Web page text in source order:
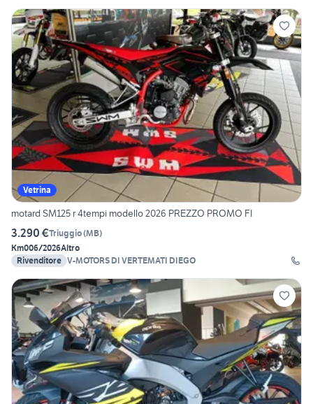
Vetrina
motard SM125 r 4tempi modello 2026 PREZZO PROMO FI
3.290 €Triuggio(MB)
Km006/2026Altro
Rivenditore V-MOTORS DI VERTEMATI DIEGO